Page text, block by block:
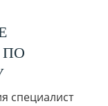
ПО
специалист